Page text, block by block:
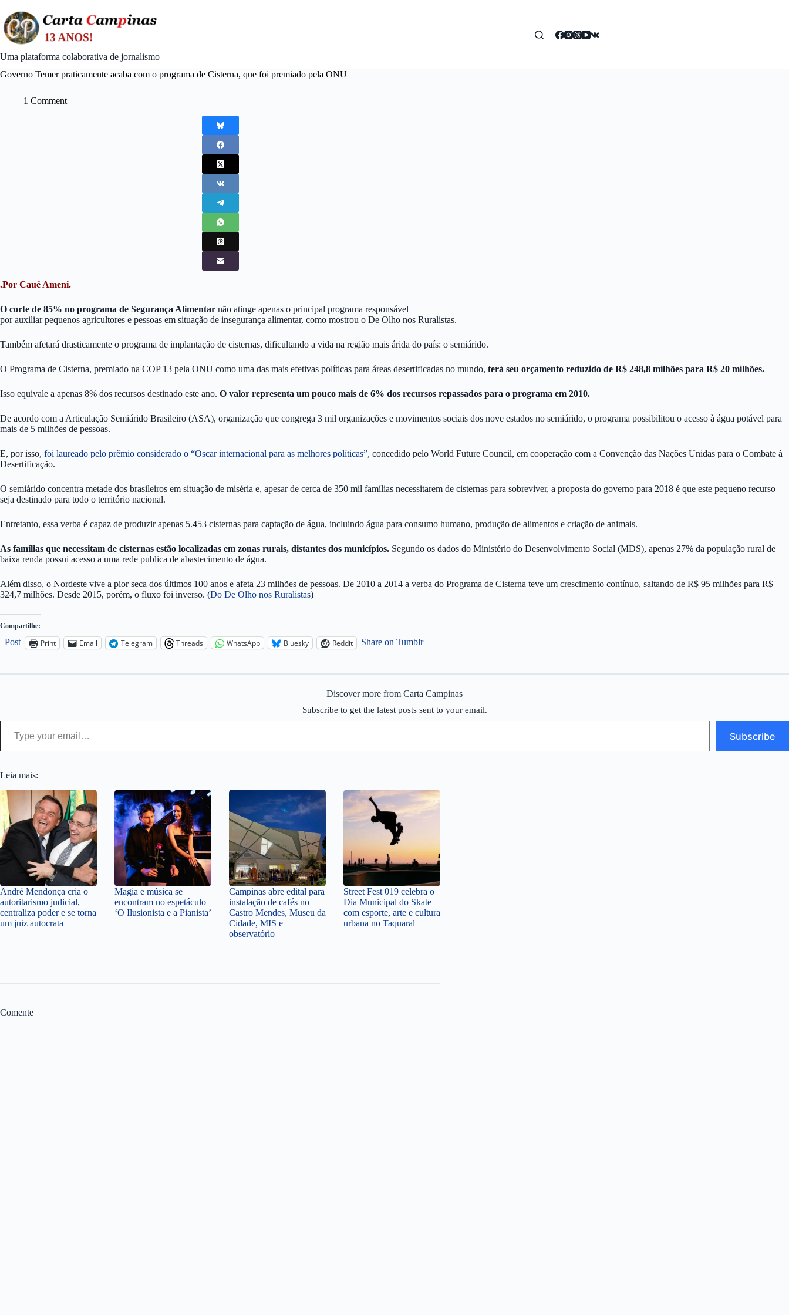
content
Uma plataforma colaborativa de jornalismo
Governo Temer praticamente acaba com o programa de Cisterna, que foi premiado pela ONU
1 Comment
.Por Cauê Ameni.
O corte de 85% no programa de Segurança Alimentar não atinge apenas o principal programa responsável
por auxiliar pequenos agricultores e pessoas em situação de insegurança alimentar, como mostrou o De Olho nos Ruralistas.
Também afetará drasticamente o programa de implantação de cisternas, dificultando a vida na região mais árida do país: o semiárido.
O Programa de Cisterna, premiado na COP 13 pela ONU como uma das mais efetivas políticas para áreas desertificadas no mundo, terá seu orçamento reduzido de R$ 248,8 milhões para R$ 20 milhões.
Isso equivale a apenas 8% dos recursos destinado este ano. O valor representa um pouco mais de 6% dos recursos repassados para o programa em 2010.
De acordo com a Articulação Semiárido Brasileiro (ASA), organização que congrega 3 mil organizações e movimentos sociais dos nove estados no semiárido, o programa possibilitou o acesso à água potável para
mais de 5 milhões de pessoas.
E, por isso, foi laureado pelo prêmio considerado o “Oscar internacional para as melhores políticas”, concedido pelo World Future Council, em cooperação com a Convenção das Nações Unidas para o Combate à
Desertificação.
O semiárido concentra metade dos brasileiros em situação de miséria e, apesar de cerca de 350 mil famílias necessitarem de cisternas para sobreviver, a proposta do governo para 2018 é que este pequeno recurso
seja destinado para todo o território nacional.
Entretanto, essa verba é capaz de produzir apenas 5.453 cisternas para captação de água, incluindo água para consumo humano, produção de alimentos e criação de animais.
As famílias que necessitam de cisternas estão localizadas em zonas rurais, distantes dos municípios. Segundo os dados do Ministério do Desenvolvimento Social (MDS), apenas 27% da população rural de
baixa renda possui acesso a uma rede publica de abastecimento de água.
Além disso, o Nordeste vive a pior seca dos últimos 100 anos e afeta 23 milhões de pessoas. De 2010 a 2014 a verba do Programa de Cisterna teve um crescimento contínuo, saltando de R$ 95 milhões para R$
324,7 milhões. Desde 2015, porém, o fluxo foi inverso. (Do De Olho nos Ruralistas)
Compartilhe:
Post Print Email Telegram Threads WhatsApp Bluesky Reddit Share on Tumblr
Discover more from Carta Campinas
Subscribe to get the latest posts sent to your email.
Type your email…
Subscribe
Leia mais:
André Mendonça cria o
autoritarismo judicial,
centraliza poder e se torna
um juiz autocrata
Magia e música se
encontram no espetáculo
‘O Ilusionista e a Pianista’
Campinas abre edital para
instalação de cafés no
Castro Mendes, Museu da
Cidade, MIS e
observatório
Street Fest 019 celebra o
Dia Municipal do Skate
com esporte, arte e cultura
urbana no Taquaral
Comente